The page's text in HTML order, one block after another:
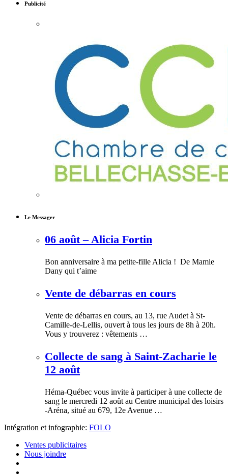
Publicité
Le Messager
06 août – Alicia Fortin
Bon anniversaire à ma petite-fille Alicia ! De Mamie
Dany qui t’aime
Vente de débarras en cours
Vente de débarras en cours, au 13, rue Audet à St-
Camille-de-Lellis, ouvert à tous les jours de 8h à 20h.
Vous y trouverez : vêtements …
Collecte de sang à Saint-Zacharie le
12 août
Héma-Québec vous invite à participer à une collecte de
sang le mercredi 12 août au Centre municipal des loisirs
-Aréna, situé au 679, 12e Avenue …
Intégration et infographie: FOLO
Ventes publicitaires
Nous joindre